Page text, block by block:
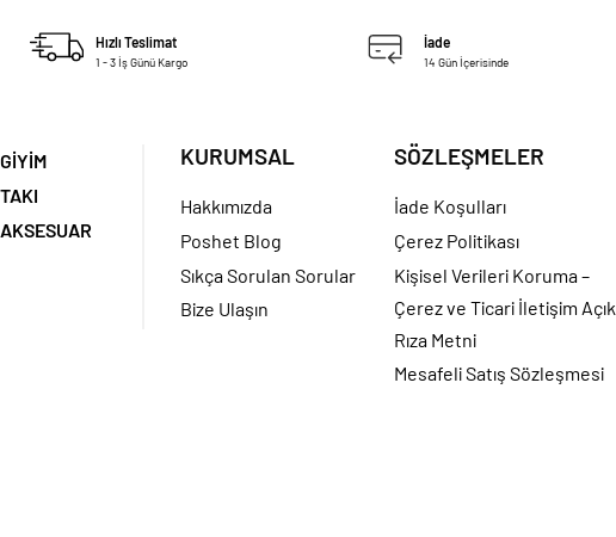
Hızlı Teslimat
1 - 3 İş Günü Kargo
İade
14 Gün İçerisinde
GİYİM
TAKI
AKSESUAR
KURUMSAL
Hakkımızda
Poshet Blog
Sıkça Sorulan Sorular
Bize Ulaşın
SÖZLEŞMELER
İade Koşulları
Çerez Politikası
Kişisel Verileri Koruma –
Çerez ve Ticari İletişim Açık
Rıza Metni
Mesafeli Satış Sözleşmesi